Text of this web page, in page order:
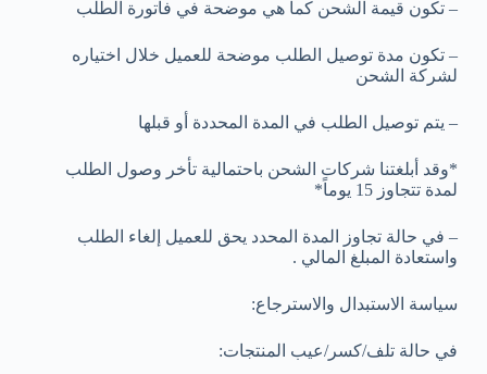
– تكون قيمة الشحن كما هي موضحة في فاتورة الطلب
– تكون مدة توصيل الطلب موضحة للعميل خلال اختياره
لشركة الشحن
– يتم توصيل الطلب في المدة المحددة أو قبلها
*وقد أبلغتنا شركات الشحن باحتمالية تأخر وصول الطلب
لمدة تتجاوز 15 يوماً*
– في حالة تجاوز المدة المحدد يحق للعميل إلغاء الطلب
واستعادة المبلغ المالي .
سياسة الاستبدال والاسترجاع:
في حالة تلف/كسر/عيب المنتجات: